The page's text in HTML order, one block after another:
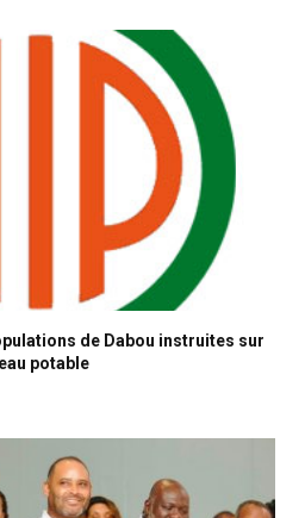
de Dabou instruites sur
potable